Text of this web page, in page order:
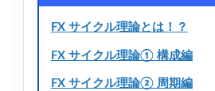
FX サイクル理論とは！？
FX サイクル理論① 構成編
FX サイクル理論② 周期編